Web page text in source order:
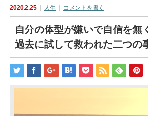
2020.2.25 人生 コメントを書く
自分の体型が嫌いで自信を無
過去に試して救われた二つの